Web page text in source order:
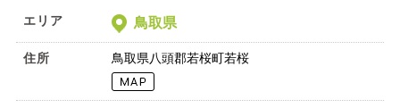
エリア 鳥取県
住所 鳥取県八頭郡若桜町若桜